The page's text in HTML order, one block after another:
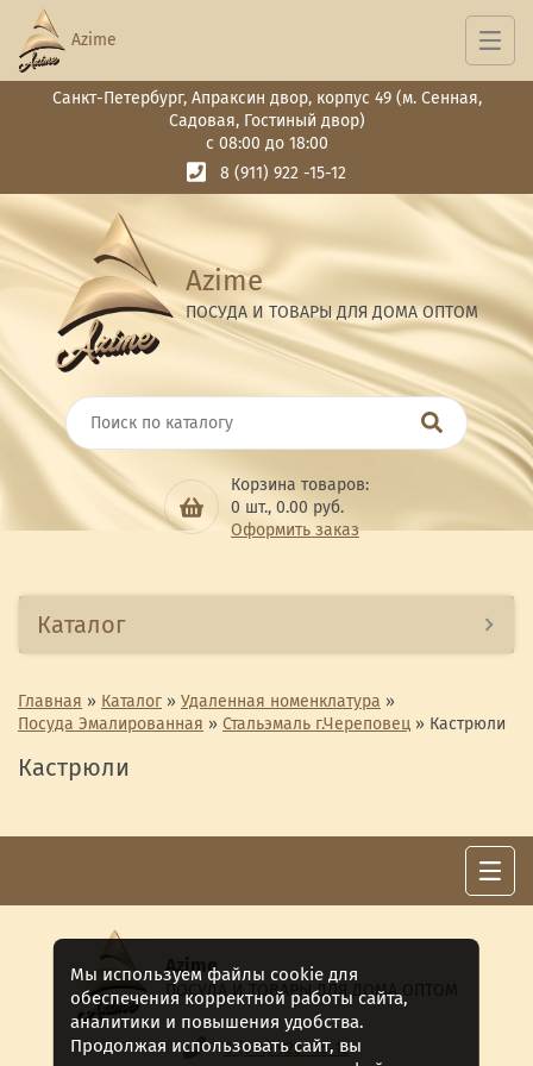
Санкт-Петербург, Апраксин двор, корпус 49 (м. Сенная,
Садовая, Гостиный двор)
с 08:00 до 18:00
8 (911) 922 -15-12
Azime
ПОСУДА И ТОВАРЫ ДЛЯ ДОМА ОПТОМ
Корзина товаров:
0 шт., 0.00 руб.
Оформить заказ
Azime
Каталог
Главная » Каталог » Удаленная номенклатура »
Посуда Эмалированная » Стальэмаль г.Череповец » Кастрюли
Кастрюли
Azime
ПОСУДА И ТОВАРЫ ДЛЯ ДОМА ОПТОМ
8 (911) 922 -15-12
Мы используем файлы cookie для
обеспечения корректной работы сайта,
аналитики и повышения удобства.
Продолжая использовать сайт, вы